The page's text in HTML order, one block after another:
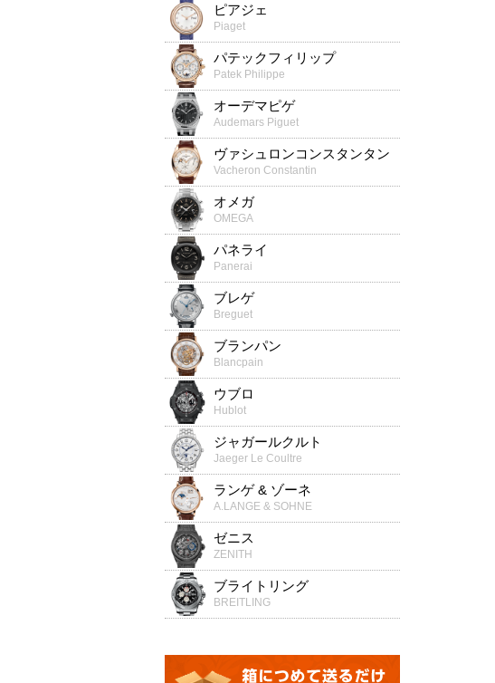
ピアジェ
Piaget
パテックフィリップ
Patek Philippe
オーデマピゲ
Audemars Piguet
ヴァシュロンコンスタンタン
Vacheron Constantin
オメガ
OMEGA
パネライ
Panerai
ブレゲ
Breguet
ブランパン
Blancpain
ウブロ
Hublot
ジャガールクルト
Jaeger Le Coultre
ランゲ & ゾーネ
A.LANGE & SOHNE
ゼニス
ZENITH
ブライトリング
BREITLING